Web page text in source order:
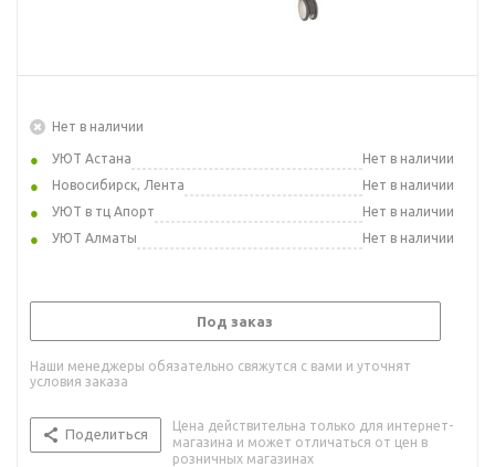
Нет в наличии
УЮТ Астана
Нет в наличии
Новосибирск, Лента
Нет в наличии
УЮТ в тц Апорт
Нет в наличии
УЮТ Алматы
Нет в наличии
Под заказ
Наши менеджеры обязательно свяжутся с вами и уточнят
условия заказа
Поделиться
Цена действительна только для интернет-
магазина и может отличаться от цен в
розничных магазинах